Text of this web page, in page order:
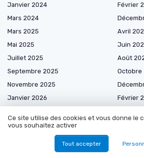
Janvier 2024
Février
Mars 2024
Mars 2025
Avril
Mai 2025
Juin
Juillet 2025
Août
Septembre 2025
Octobre
Novembre 2025
Janvier 2026
Février
Mai 2026
Ce site utilise des cookies et vous donne le
vous souhaitez activer
Tout accepter